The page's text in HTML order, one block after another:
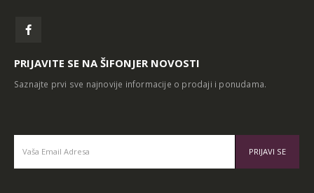
PRIJAVITE SE NA ŠIFONJER NOVOSTI
Saznajte prvi sve najnovije informacije o prodaji i ponudama.